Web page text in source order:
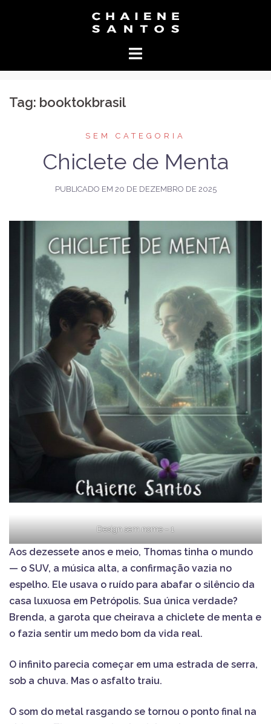
Tag: booktokbrasil
SEM CATEGORIA
Chiclete de Menta
PUBLICADO EM 20 DE DEZEMBRO DE 2025
Design sem nome – 1
Aos dezessete anos e meio, Thomas tinha o mundo
— o SUV, a música alta, a confirmação vazia no
espelho. Ele usava o ruído para abafar o silêncio da
casa luxuosa em Petrópolis. Sua única verdade?
Brenda, a garota que cheirava a chiclete de menta e
o fazia sentir um medo bom da vida real.
O infinito parecia começar em uma estrada de serra,
sob a chuva. Mas o asfalto traiu.
O som do metal rasgando se tornou o ponto final na